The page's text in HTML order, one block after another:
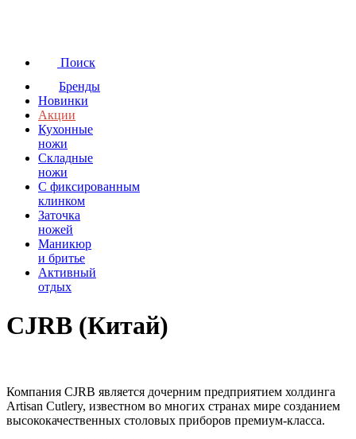
Поиск
Бренды
Новинки
Акции
Кухонные
ножи
Складные
ножи
C фиксированным
клинком
Заточка
ножей
Маникюр
и бритье
Активный
отдых
CJRB (Китай)
Компания CJRB является дочерним предприятием холдинга
Artisan Cutlery, известном во многих странах мире созданием
высококачественных столовых приборов премиум-класса.